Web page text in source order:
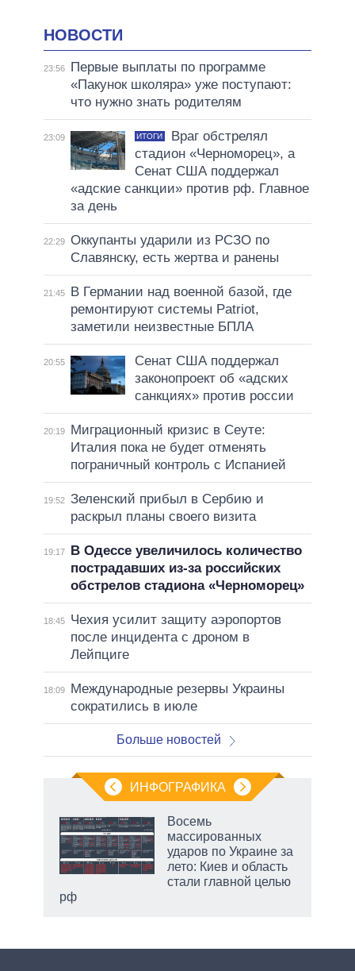
НОВОСТИ
23:56
Первые выплаты по программе
«Пакунок школяра» уже поступают:
что нужно знать родителям
23:09 ИТОГИ
Враг обстрелял
стадион «Черноморец», а
Сенат США поддержал
«адские санкции» против рф. Главное
за день
22:29 Оккупанты ударили из РСЗО по
Славянску, есть жертва и ранены
21:45
В Германии над военной базой, где
ремонтируют системы Patriot,
заметили неизвестные БПЛА
20:55
Сенат США поддержал
законопроект об «адских
санкциях» против россии
20:19
Миграционный кризис в Сеуте:
Италия пока не будет отменять
пограничный контроль с Испанией
19:52 Зеленский прибыл в Сербию и
раскрыл планы своего визита
19:17
В Одессе увеличилось количество
пострадавших из-за российских
обстрелов стадиона «Черноморец»
18:45
Чехия усилит защиту аэропортов
после инцидента с дроном в
Лейпциге
18:09
Международные резервы Украины
сократились в июле
Больше новостей
ИНФОГРАФИКА
Восемь
массированных
ударов по Украине за
лето: Киев и область
стали главной целью
рф